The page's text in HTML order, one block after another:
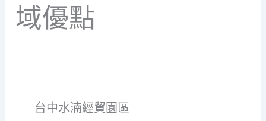
域優點
台中水湳經貿園區